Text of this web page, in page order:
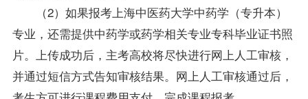
（2）如果报考上海中医药大学中药学（专升本）
专业，还需提供中药学或药学相关专业专科毕业证书照
片。上传成功后，主考高校将尽快进行网上人工审核，
并通过短信方式告知审核结果。网上人工审核通过后，